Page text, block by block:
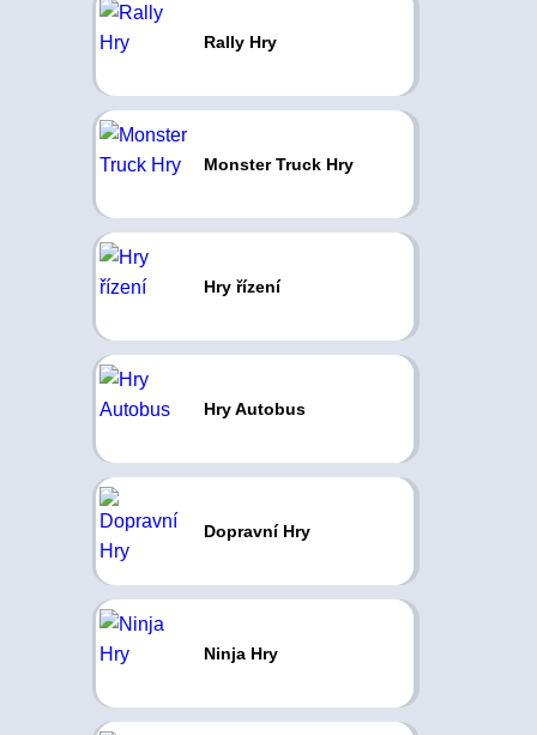
Rally Hry
Monster Truck Hry
Hry řízení
Hry Autobus
Dopravní Hry
Ninja Hry